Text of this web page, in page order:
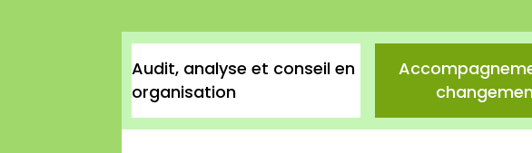
Audit, analyse et conseil en
organisation